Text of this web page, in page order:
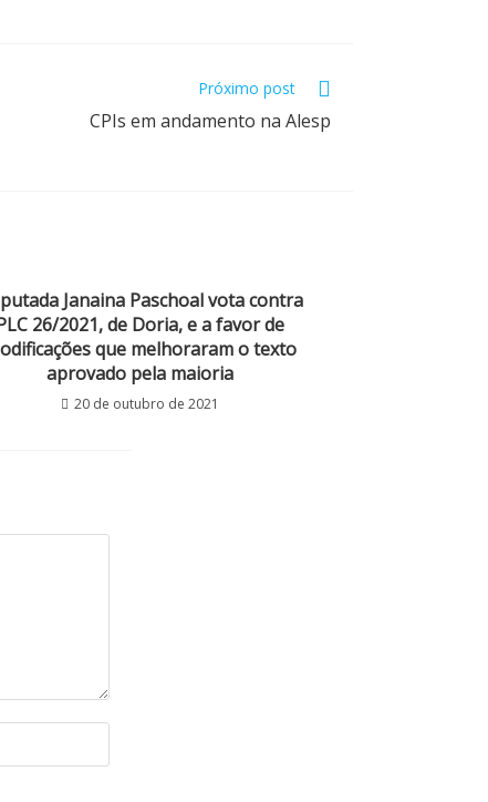
Próximo post
CPIs em andamento na Alesp
Janaina Paschoal vota contra
26/2021, de Doria, e a favor de
que melhoraram o texto
aprovado pela maioria
20 de outubro de 2021